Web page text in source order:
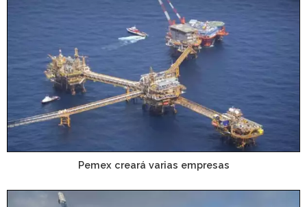
Pemex creará varias empresas